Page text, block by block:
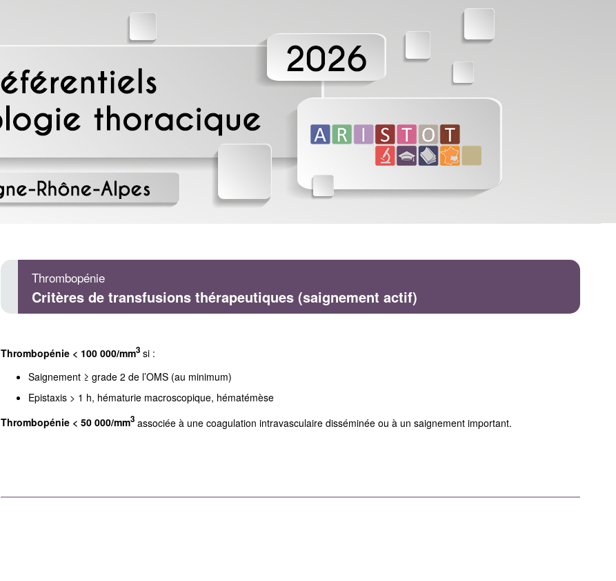
Thrombopénie
Critères de transfusions thérapeutiques (saignement actif)
Thrombopénie < 100 000/mm3 si :
Saignement ≥ grade 2 de l’OMS (au minimum)
Epistaxis > 1 h, hématurie macroscopique, hématémèse
Thrombopénie < 50 000/mm3 associée à une coagulation intravasculaire disséminée ou à un saignement important.